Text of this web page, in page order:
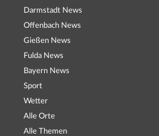
Darmstadt News
Offenbach News
Gießen News
Fulda News
Bayern News
Sport
Wetter
Alle Orte
Alle Themen